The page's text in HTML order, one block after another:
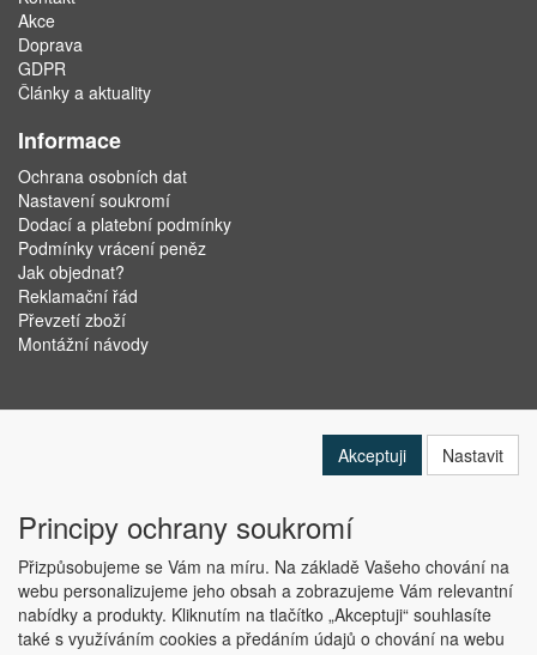
Akce
Doprava
GDPR
Články a aktuality
Informace
Ochrana osobních dat
Nastavení soukromí
Dodací a platební podmínky
Podmínky vrácení peněz
Jak objednat?
Reklamační řád
Převzetí zboží
Montážní návody
Copyright © ABRA Software a.s. 2019
Akceptuji Nastavit
Principy ochrany soukromí
Přizpůsobujeme se Vám na míru. Na základě Vašeho chování na
webu personalizujeme jeho obsah a zobrazujeme Vám relevantní
nabídky a produkty. Kliknutím na tlačítko „Akceptuji“ souhlasíte
také s využíváním cookies a předáním údajů o chování na webu